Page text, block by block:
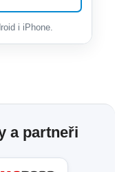
i iPhone.
a partneři